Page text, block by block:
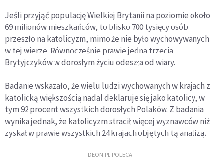
Jeśli przyjąć populację Wielkiej Brytanii na poziomie około
69 milionów mieszkańców, to blisko 700 tysięcy osób
przeszło na katolicyzm, mimo że nie było wychowywanych
w tej wierze. Równocześnie prawie jedna trzecia
Brytyjczyków w dorosłym życiu odeszła od wiary.
Badanie wskazało, że wielu ludzi wychowanych w krajach z
katolicką większością nadal deklaruje się jako katolicy, w
tym 92 procent wszystkich dorosłych Polaków. Z badania
wynika jednak, że katolicyzm stracił więcej wyznawców niż
zyskał w prawie wszystkich 24 krajach objętych tą analizą.
DEON.PL POLECA